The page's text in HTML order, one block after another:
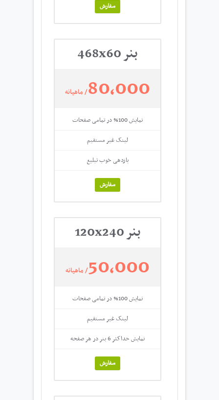
سفارش
بنر 468x60
80,000/ ماهیانه
نمایش 100% در تمامی صفحات
لینک غیر مستقیم
بازدهی خوب تبلیغ
سفارش
بنر 120x240
50,000/ ماهیانه
نمایش 100% در تمامی صفحات
لینک غیر مستقیم
نمایش حداکثر 6 بنر در هر صفحه
سفارش